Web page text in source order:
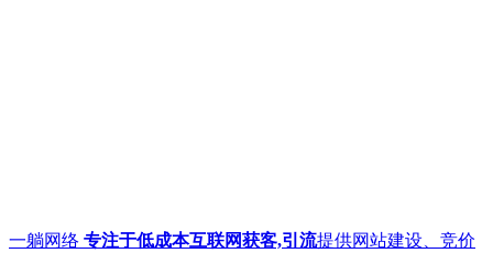
一躺网络 专注于低成本互联网获客,引流提供网站建设、竞价